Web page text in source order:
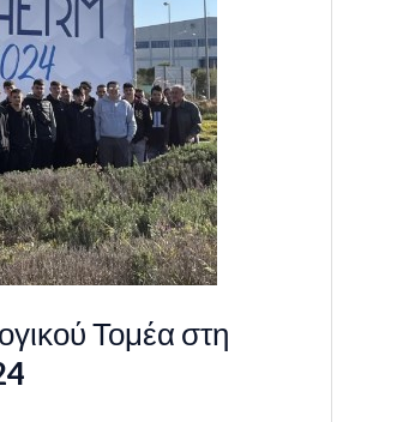
Τομέα στη